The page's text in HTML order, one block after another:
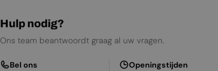
Hulp nodig?
Ons team beantwoordt graag al uw vragen.
Bel ons Openingstijden